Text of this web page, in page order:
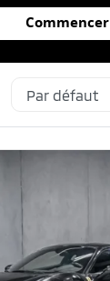
Commencer